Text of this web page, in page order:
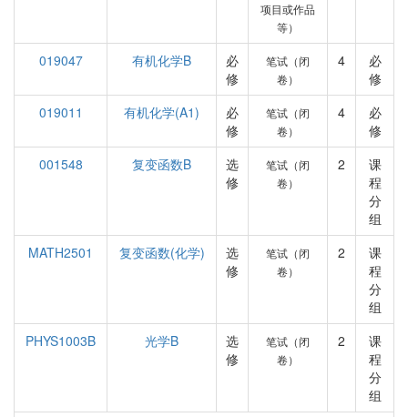
项目或作品
等）
019047 有机化学B
必
修
笔试（闭
卷）
4
必
修
019011
有机化学(A1)
必
修
笔试（闭
卷）
4
必
修
001548
复变函数B
选
修
笔试（闭
卷）
2
课
程
分
组
MATH2501
复变函数(化学)
选
修
笔试（闭
卷）
2
课
程
分
组
PHYS1003B
光学B
选
修
笔试（闭
卷）
2
课
程
分
组